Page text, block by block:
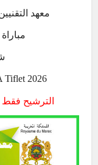
معهد
مباراة
Tiflet 2026
الترشيح فقط عبر